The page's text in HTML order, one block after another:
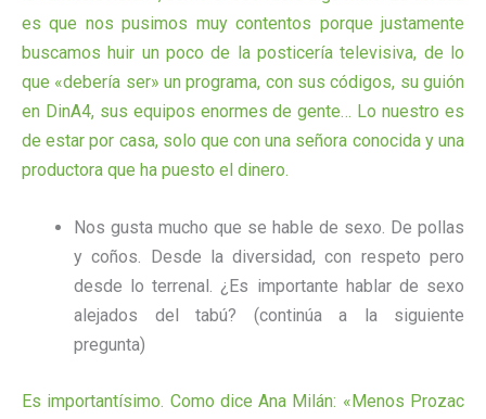
es que nos pusimos muy contentos porque justamente
buscamos huir un poco de la posticería televisiva, de lo
que «debería ser» un programa, con sus códigos, su guión
en DinA4, sus equipos enormes de gente… Lo nuestro es
de estar por casa, solo que con una señora conocida y una
productora que ha puesto el dinero.
Nos gusta mucho que se hable de sexo. De pollas
y coños. Desde la diversidad, con respeto pero
desde lo terrenal. ¿Es importante hablar de sexo
alejados del tabú? (continúa a la siguiente
pregunta)
Es importantísimo. Como dice Ana Milán: «Menos Prozac